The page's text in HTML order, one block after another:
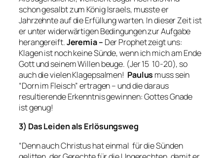
schon gesalbt zum König Israels, musste er
Jahrzehnte auf die Erfüllung warten. In dieser Zeit ist
er unter widerwärtigen Bedingungen zur Aufgabe
herangereift.Jeremia – Der Prophet zeigt uns:
Klagen ist noch keine Sünde, wenn ich mich am Ende
Gott und seinem Willen beuge. (Jer 15 10-20), so
auch die vielen Klagepsalmen! Paulus muss sein
“Dorn im Fleisch” ertragen – und die daraus
resultierende Erkenntnis gewinnen: Gottes Gnade
ist genug!
3) Das Leiden als Erlösungsweg
“Denn auch Christus hat einmal für die Sünden